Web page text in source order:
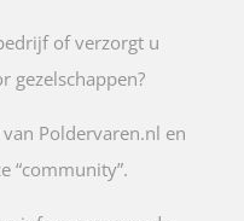
of verzorgt u
gezelschappen?
Poldervaren.nl en
“community”.